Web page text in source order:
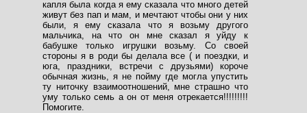
капля была когда я ему сказала что много детей
живут без пап и мам, и мечтают чтобы они у них
были, я ему сказала что я возьму другого
мальчика, на что он мне сказал я уйду к
бабушке только игрушки возьму. Со своей
стороны я в роди бы делала все ( и поездки, и
юга, праздники, встречи с друзьями) короче
обычная жизнь, я не пойму где могла упустить
ту ниточку взаимоотношений, мне страшно что
уму только семь а он от меня отрекается!!!!!!!!!
Помогите.